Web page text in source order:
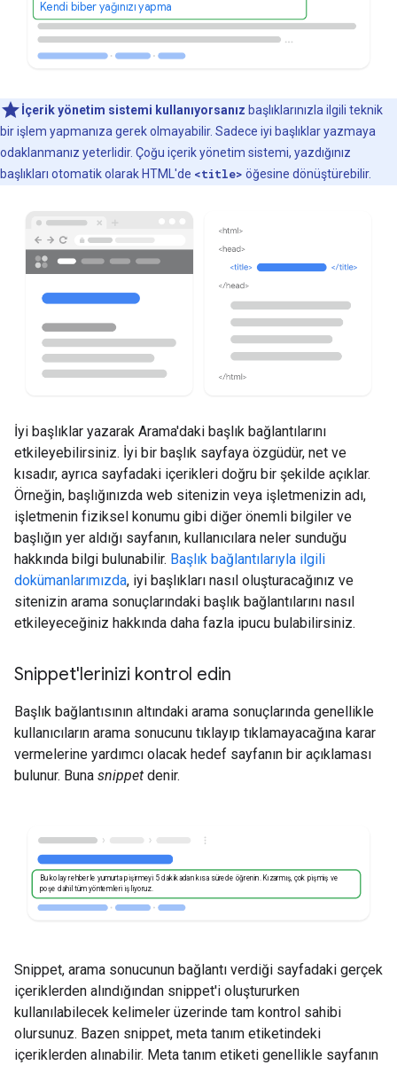
Kendi biber yağınızı yapma
İçerik yönetim sistemi kullanıyorsanız başlıklarınızla ilgili teknik
bir işlem yapmanıza gerek olmayabilir. Sadece iyi başlıklar yazmaya
odaklanmanız yeterlidir. Çoğu içerik yönetim sistemi, yazdığınız
başlıkları otomatik olarak HTML'de <title> öğesine dönüştürebilir.
İyi başlıklar yazarak Arama'daki başlık bağlantılarını
etkileyebilirsiniz. İyi bir başlık sayfaya özgüdür, net ve
kısadır, ayrıca sayfadaki içerikleri doğru bir şekilde açıklar.
Örneğin, başlığınızda web sitenizin veya işletmenizin adı,
işletmenin fiziksel konumu gibi diğer önemli bilgiler ve
başlığın yer aldığı sayfanın, kullanıcılara neler sunduğu
hakkında bilgi bulunabilir. Başlık bağlantılarıyla ilgili
dokümanlarımızda, iyi başlıkları nasıl oluşturacağınız ve
sitenizin arama sonuçlarındaki başlık bağlantılarını nasıl
etkileyeceğiniz hakkında daha fazla ipucu bulabilirsiniz.
Snippet'lerinizi kontrol edin
Başlık bağlantısının altındaki arama sonuçlarında genellikle
kullanıcıların arama sonucunu tıklayıp tıklamayacağına karar
vermelerine yardımcı olacak hedef sayfanın bir açıklaması
bulunur. Buna snippet denir.
Bu kolay rehberle yumurta pişirmeyi 5 dakikadan kısa sürede öğrenin. Kızarmış, çok pişmiş ve
poşe dahil tüm yöntemleri işliyoruz.
Snippet, arama sonucunun bağlantı verdiği sayfadaki gerçek
içeriklerden alındığından snippet'i oluştururken
kullanılabilecek kelimeler üzerinde tam kontrol sahibi
olursunuz. Bazen snippet, meta tanım etiketindeki
içeriklerden alınabilir. Meta tanım etiketi genellikle sayfanın